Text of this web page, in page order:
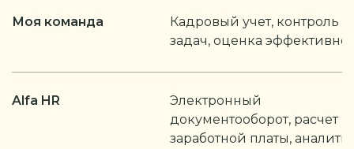
Моя команда
Кадровый учет, контроль
задач, оценка
Alfa HR
Электронный
документооборот, расчет
заработной платы,